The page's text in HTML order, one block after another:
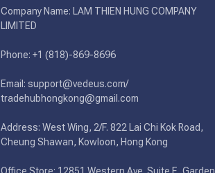
Company Name: LAM THIEN HUNG COMPANY
LIMITED
Phone: +1 (818)-869-8696
Email: support@vedeus.com/
tradehubhongkong@gmail.com
Address: West Wing, 2/F. 822 Lai Chi Kok Road,
Cheung Shawan, Kowloon, Hong Kong